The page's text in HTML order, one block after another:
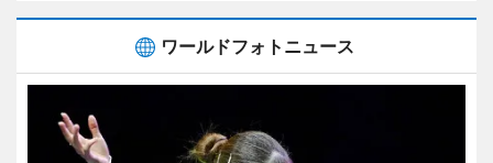
ワールドフォトニュース